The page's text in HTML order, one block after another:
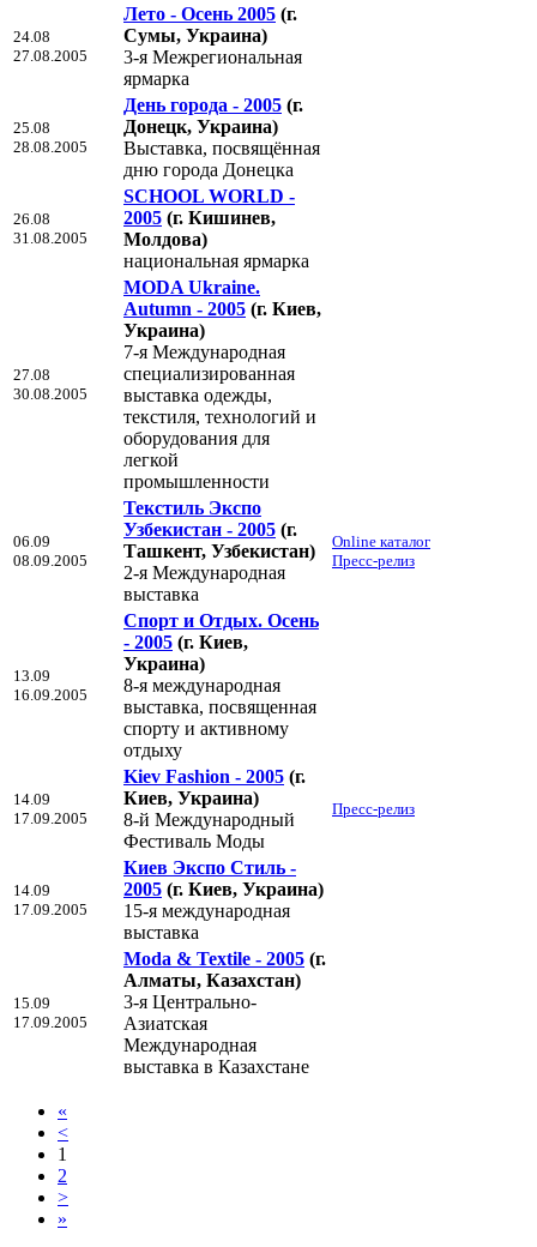
24.08
27.08.2005
Лето - Осень 2005 (г.
Сумы, Украина)
3-я Межрегиональная
ярмарка
25.08
28.08.2005
День города - 2005 (г.
Донецк, Украина)
Выставка, посвящённая
дню города Донецка
26.08
31.08.2005
SCHOOL WORLD -
2005 (г. Кишинев,
Молдова)
национальная ярмарка
27.08
30.08.2005
MODA Ukraine.
Autumn - 2005 (г. Киев,
Украина)
7-я Международная
специализированная
выставка одежды,
текстиля, технологий и
оборудования для
легкой
промышленности
06.09
08.09.2005
Текстиль Экспо
Узбекистан - 2005 (г.
Ташкент, Узбекистан)
2-я Международная
выставка
Online каталог
Пресс-релиз
13.09
16.09.2005
Спорт и Отдых. Осень
- 2005 (г. Киев,
Украина)
8-я международная
выставка, посвященная
спорту и активному
отдыху
14.09
17.09.2005
Kiev Fashion - 2005 (г.
Киев, Украина)
8-й Международный
Фестиваль Моды
Пресс-релиз
14.09
17.09.2005
Киев Экспо Стиль -
2005 (г. Киев, Украина)
15-я международная
выставка
15.09
17.09.2005
Moda & Textile - 2005 (г.
Алматы, Казахстан)
3-я Центрально-
Азиатская
Международная
выставка в Казахстане
«
<
1
2
>
»